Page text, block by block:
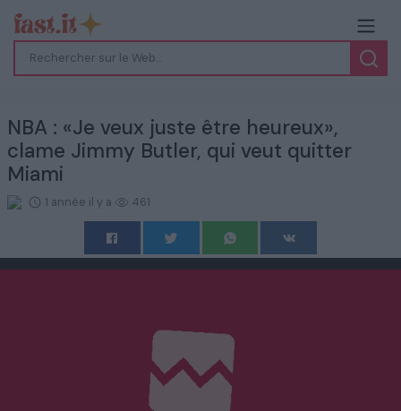
NBA : «Je veux juste être heureux»,
clame Jimmy Butler, qui veut quitter
Miami
1 année il y a 461